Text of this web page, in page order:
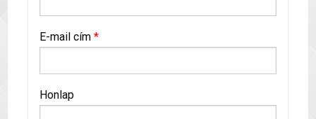
E-mail cím *
Honlap